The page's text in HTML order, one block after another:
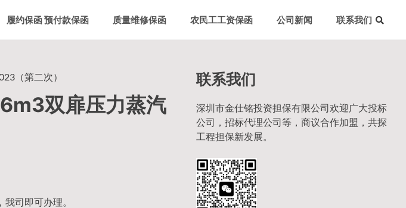
履约保函 预付款保函 质量维修保函 农民工工资保函 公司新闻 联系我们
（第二次）
双扉压力蒸汽
，我司即可办理。
联系我们
深圳市金仕铭投资担保有限公司欢迎广大投标
公司，招标代理公司等，商议合作加盟，共探
工程担保新发展。